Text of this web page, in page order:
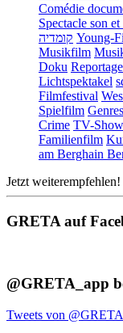
Comédie
Spectacle son
קומדיה Young-
Musikfilm
Doku Reportage
Lichtspektakel
Filmfestival
Spielfilm Genres
Crime TV-Show
Familienfilm
am Berghain
Jetzt weiterempfehlen!
GRETA auf
@GRETA_app
Tweets von